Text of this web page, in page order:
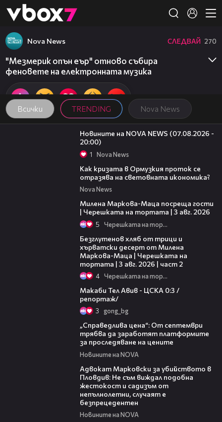
👾
Всички TRENDING Nova News
Nova News СЛЕДВАЙ 270
"Мезмерик опън еър" отново събира
феновете на електронната музика
22:56
Новините на NOVA NEWS (07.08.2026 -
20:00)
1 Nova News
Как кризата в Ормузкия проток се
отразява на световната икономика?
Nova News
Милена Маркова-Маца посреща гости
| Черешката на тортата | 3 авг. 2026
5 Черешката на тортата
Безглутенов хляб от трици и
хърватски десерт от Милена
Маркова-Маца | Черешката на
тортата | 3 авг. 2026 | част 2
4 Черешката на тортата
Макаби Тел Авив - ЦСКА 0:3 /
репортаж/
3 gong_bg
„Справедлива цена“: От септември
трябва да заработят платформите
за проследяване на цените
Новините на NOVA
Адвокат Марковски за убийството в
Пловдив: Не съм виждал подобна
жестокост и садизъм от
непълнолетни, случаят е
безпрецедентен
Новините на NOVA